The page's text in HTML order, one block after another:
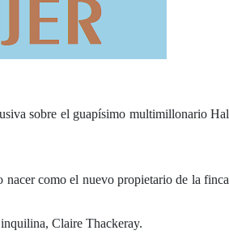
sobre el guapísimo multimillonario Hal
como el nuevo propietario de la finca
Claire Thackeray.